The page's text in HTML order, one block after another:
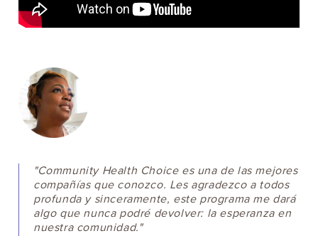
"Community Health Choice es una de las mejores
compañías que conozco. Les agradezco a todos
profunda y sinceramente, este programa me dará
algo que nunca podré devolver: la esperanza en
nuestra comunidad."